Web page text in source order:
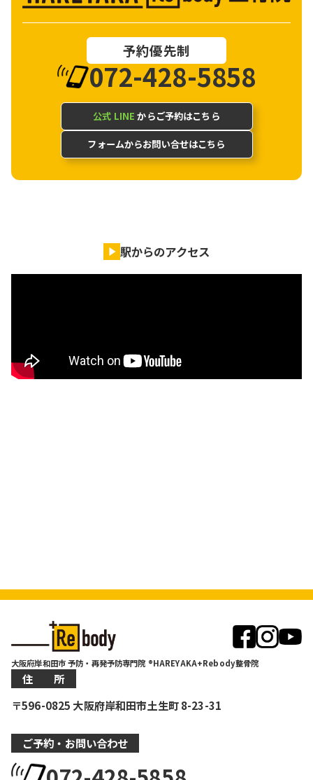
予約優先制
072-428-5858
公式 LINE からご予約はこちら
フォームからお問い合せはこちら
駅からのアクセス
大阪府岸和田市 予防・再発予防専門院 ®HAREYAKA+Rebody整骨院
住 所
〒596-0825 大阪府岸和田市土生町 8-23-31
ご予約・お問い合わせ